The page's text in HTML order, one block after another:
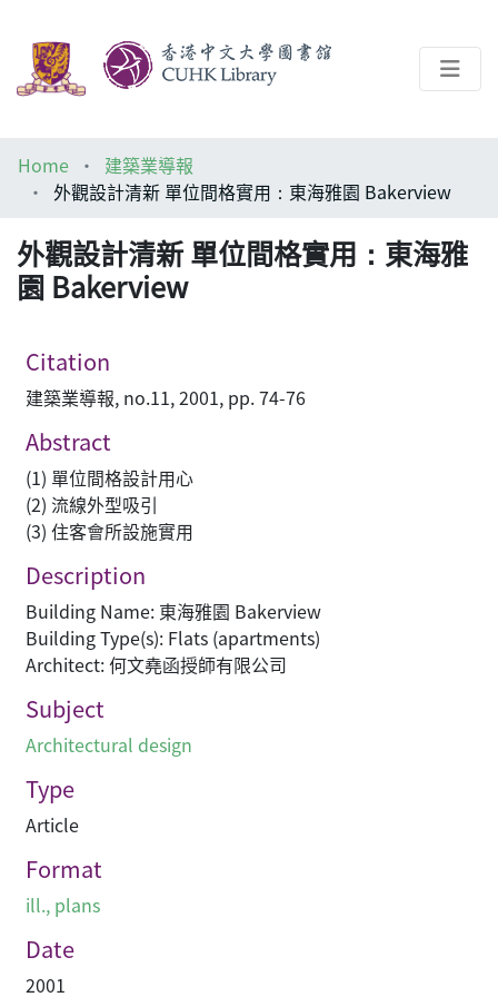
Help
Home
建築業導報
外觀設計清新 單位間格實用：東海雅園 Bakerview
外觀設計清新 單位間格實用：東海雅
園 Bakerview
Citation
建築業導報, no.11, 2001, pp. 74-76
Abstract
(1) 單位間格設計用心
(2) 流線外型吸引
(3) 住客會所設施實用
Description
Building Name: 東海雅園 Bakerview
Building Type(s): Flats (apartments)
Architect: 何文堯函授師有限公司
Subject
Architectural design
Type
Article
Format
ill., plans
Date
2001